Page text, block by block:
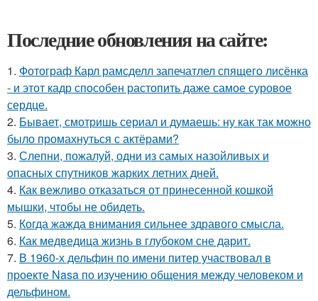
Последние обновления на сайте:
1. Фотограф Карл рамсделл запечатлел спящего лисёнка
- и этот кадр способен растопить даже самое суровое
сердце.
2. Бывает, смотришь сериал и думаешь: ну как так можно
было промахнуться с актёрами?
3. Слепни, пожалуй, одни из самых назойливых и
опасных спутников жарких летних дней.
4. Как вежливо отказаться от принесенной кошкой
мышки, чтобы не обидеть.
5. Когда жажда внимания сильнее здравого смысла.
6. Как медведица жизнь в глубоком сне дарит.
7. В 1960-х дельфин по имени питер участвовал в
проекте Nasa по изучению общения между человеком и
дельфином.